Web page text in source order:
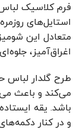
فرم کلاسیک
استایل‌های
متعادل این
اغراق‌آمیز،
طرح گلدار لباس
می‌کند و باعث
باشد. یقه
و در کنار